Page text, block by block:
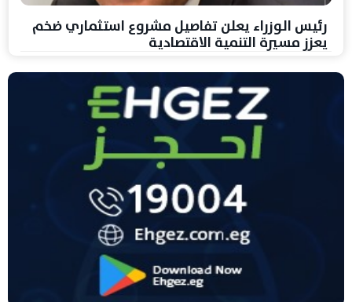
رئيس الوزراء يعلن تفاصيل مشروع استثماري ضخم
يعزز مسيرة التنمية الاقتصادية